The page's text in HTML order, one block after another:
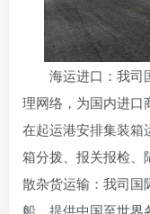
海运进口：我司
理网络，为国内进口
在起运港安排集装箱
箱分拨、报关报检、
散杂货运输：我司国
船，提供中国至世界